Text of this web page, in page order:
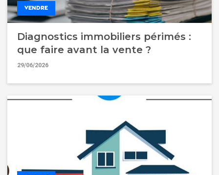
VENDRE
Diagnostics immobiliers périmés :
que faire avant la vente ?
29/06/2026